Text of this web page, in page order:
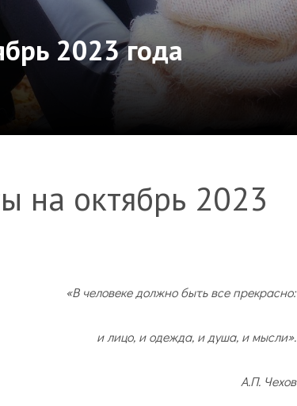
2023 года
на октябрь 2023
«В человеке должно быть все прекрасно:
и лицо, и одежда, и душа, и мысли».
А.П. Чехов